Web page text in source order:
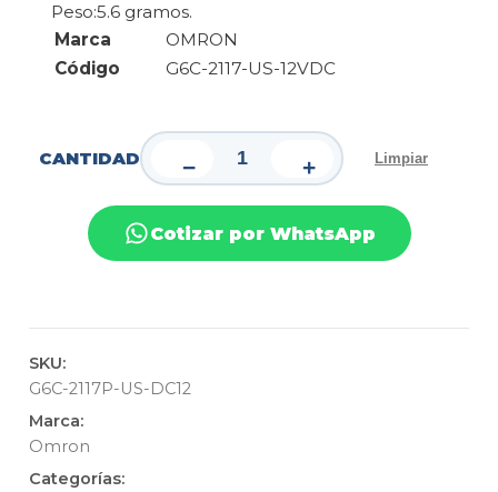
Peso:5.6 gramos.
Marca
OMRON
Código
G6C-2117-US-12VDC
CANTIDAD − + Limpiar
Cotizar por WhatsApp
SKU:
G6C-2117P-US-DC12
Marca:
Omron
Categorías: